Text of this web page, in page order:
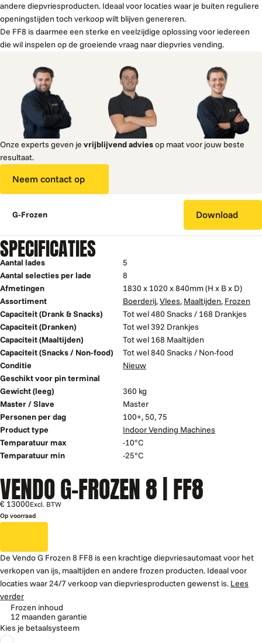
andere diepvriesproducten. Ideaal voor locaties waar je buiten reguliere
openingstijden toch verkoop wilt blijven genereren.
De FF8 is daarmee een sterke en veelzijdige oplossing voor iedereen
die wil inspelen op de groeiende vraag naar diepvries vending.
Onze experts geven je vrijblijvend adviesop maat voor jouw beste
resultaat.
Neem contact op
G-Frozen Download
SPECIFICATIES
Aantal lades
5
Aantal selecties per lade
8
Afmetingen
1830 x 1020 x 840mm (H x B x D)
Assortiment
Boerderij,Vlees, Maaltijden, Frozen
Capaciteit (Drank & Snacks)
Tot wel 480 Snacks / 168 Drankjes
Capaciteit (Dranken)
Tot wel 392 Drankjes
Capaciteit (Maaltijden)
Tot wel 168 Maaltijden
Capaciteit (Snacks / Non-food)
Tot wel 840 Snacks / Non-food
Conditie
Nieuw
Geschikt voor pin terminal
Gewicht (leeg)
360 kg
Master / Slave
Master
Personen per dag
100+, 50, 75
Product type
Indoor Vending Machines
Temparatuur max
-10°C
Temparatuur min
-25°C
VENDO G-FROZEN 8 | FF8
€ 13000Excl. BTW
Op voorraad
De Vendo G Frozen 8 FF8 is een krachtige diepvriesautomaat voor het
verkopen van ijs, maaltijden en andere frozen producten. Ideaal voor
locaties waar 24/7 verkoop van diepvriesproducten gewenst is. Lees
verder
Frozen inhoud
12 maanden garantie
Kies je betaalsysteem